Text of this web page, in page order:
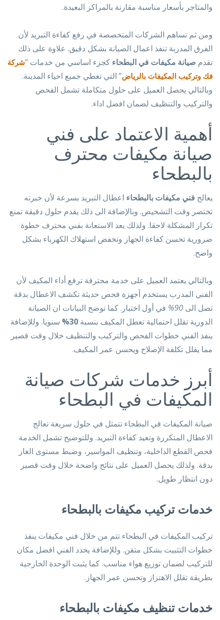
والمتاجر بأسعار مناسبة مقارنة بالمراكز البعيدة.
ومن ثم تساهم الشركات المتخصصة في رفع كفاءة التبريد لأن
الفرق المدربة تنفذ اعمال الصيانة بشكل دقيق. علاوة على ذلك
تقدم صيانة مكيفات في البطحاء كجزء اساسي من خدمات “شركة
فك وتركيب المكيفات بالرياض” التي تغطي جميع احياء المدينة.
وبالتالي يحصل العميل على حلول متكاملة تشمل الفحص
والتركيب والتنظيف لضمان افضل اداء.
أهمية الاعتماد على فني
صيانة مكيفات محترف
بالبطحاء
يعالج فني مكيفات بالبطحاء اعطال التبريد بسرعة لأن خبرته
تختصر وقت التشخيص. وبالإضافة الى ذلك يقدم حلول دقيقة تمنع
تكرار المشكلة لاحقا. ولذلك يعد الاستعانة بفني محترف خطوة
ضرورية تحسن كفاءة الجهاز وتخفض استهلاك الكهرباء بشكل
واضح.
وبالتالي يعتمد العميل على خدمة محترفة ترفع أداء المكيف لأن
الفني المدرب يستخدم أجهزة فحص حديثة تكشف الاعطال بدقة
تصل الى 90%
في أول اختبار. كما توضح البيانات ان الصيانة
الدورية تقلل احتمالية تعطل المكيف بنسبة 30%
سنويا. وللإضافة
ينفذ الفني خطوات الفحص والتركيب والتنظيف خلال وقت قصير
مما يقلل تكلفة الإصلاح ويحسن عمر المكيف.
أبرز خدمات شركات صيانة
المكيفات في البطحاء
صيانة المكيفات في البطحاء تتمثل في حلول سريعة تعالج
الاعطال المتكررة وتعيد كفاءة التبريد. وللتوضيح تشمل الخدمة
فحص القطع الداخلية، وتنظيف المواسير، وضبط مستوى الغاز
بدقة. ولذلك يحصل العميل على نتائج واضحة خلال وقت قصير
دون انتظار طويل.
خدمات تركيب مكيفات بالبطحاء
تركيب المكيفات في البطحاء تتم من خلال فني مكيفات ينفذ
خطوات التثبيت بشكل متقن. وللإضافة يحدد الفني افضل مكان
للتركيب لضمان توزيع هواء مناسب. كما يثبت الوحدة الخارجية
بطريقة تقلل الاهتزاز وتحسن عمر الجهاز.
خدمات تنظيف مكيفات بالبطحاء